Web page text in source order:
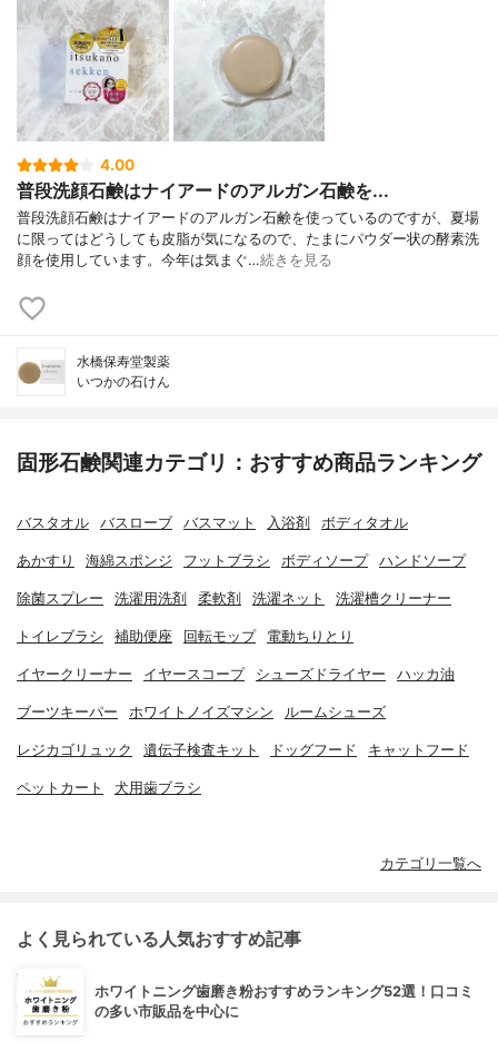
4.00
普段洗顔石鹸はナイアードのアルガン石鹸を...
普段洗顔石鹸はナイアードのアルガン石鹸を使っているのですが、夏場
に限ってはどうしても皮脂が気になるので、たまにパウダー状の酵素洗
顔を使用しています。今年は気まぐ…続きを見る
水橋保寿堂製薬
いつかの石けん
固形石鹸関連カテゴリ：おすすめ商品ランキング
バスタオル バスローブ バスマット 入浴剤 ボディタオル
あかすり 海綿スポンジ フットブラシ ボディソープ ハンドソープ
除菌スプレー 洗濯用洗剤 柔軟剤 洗濯ネット 洗濯槽クリーナー
トイレブラシ 補助便座 回転モップ 電動ちりとり
イヤークリーナー イヤースコープ シューズドライヤー ハッカ油
ブーツキーパー ホワイトノイズマシン ルームシューズ
レジカゴリュック 遺伝子検査キット ドッグフード キャットフード
ペットカート 犬用歯ブラシ
カテゴリ一覧へ
よく見られている人気おすすめ記事
ホワイトニング歯磨き粉おすすめランキング52選！口コミ
の多い市販品を中心に